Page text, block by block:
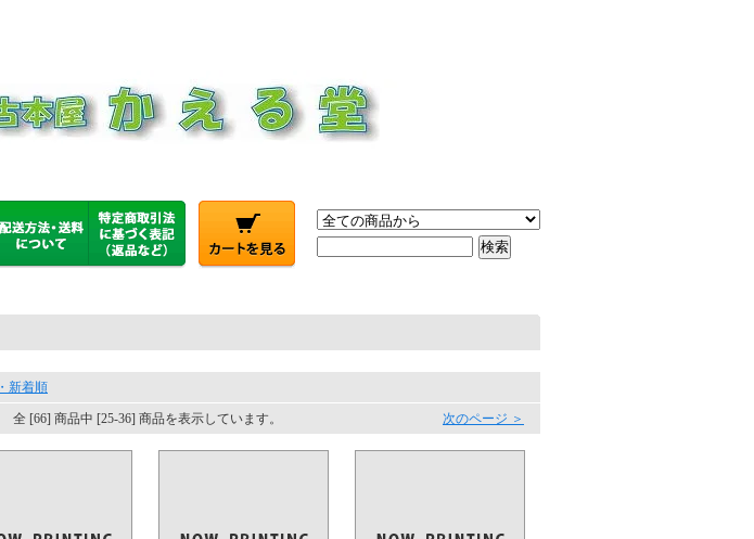
・新着順
全 [66] 商品中 [25-36] 商品を表示しています。 次のページ ＞